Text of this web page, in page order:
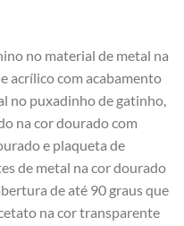
no material de metal na
acrílico com acabamento
no puxadinho de gatinho,
na cor dourado com
e plaqueta de
de metal na cor dourado
de até 90 graus que
na cor transparente